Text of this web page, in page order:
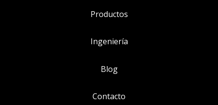
Productos
Ingeniería
Blog
Contacto